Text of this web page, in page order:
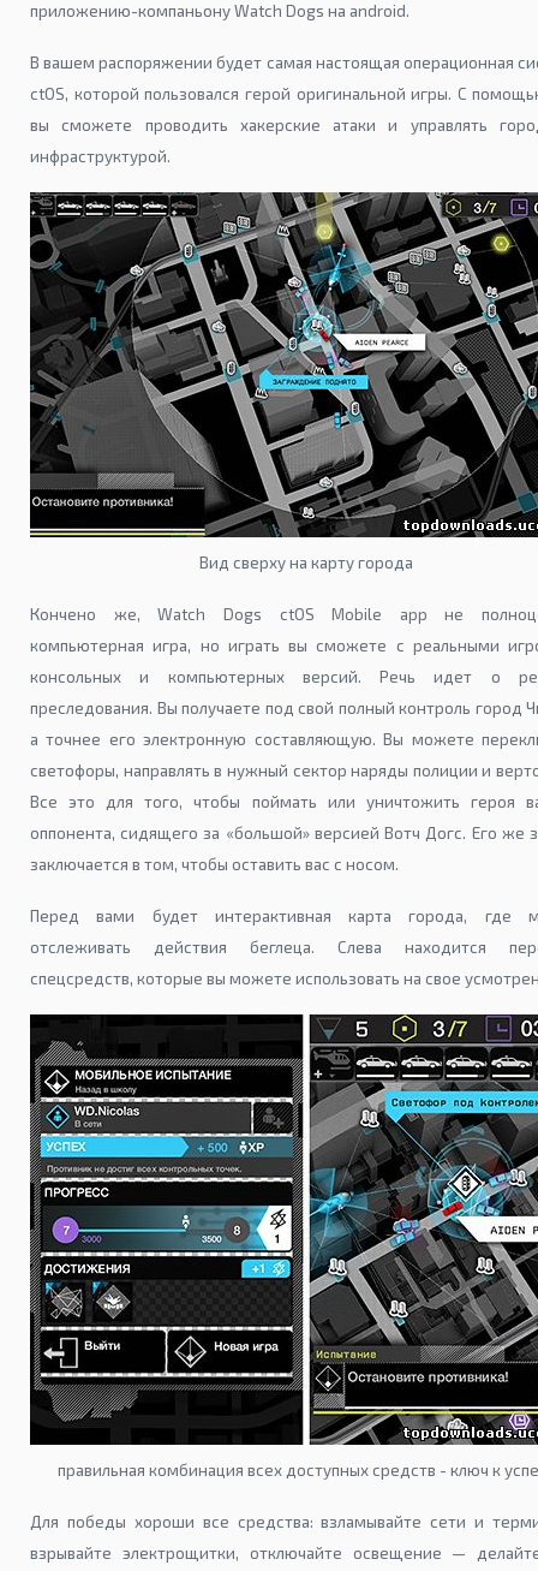
приложению-компаньону Watch Dogs на android.
В вашем распоряжении будет самая настоящая операционная
ctOS, которой пользовался герой оригинальной игры. С
вы сможете проводить хакерские атаки и управлять
инфраструктурой.
Вид сверху на карту города
Кончено же, Watch Dogs ctOS Mobile app не
компьютерная игра, но играть вы сможете с реальными
консольных и компьютерных версий. Речь идет о
преследования. Вы получаете под свой полный контроль город
а точнее его электронную составляющую. Вы можете
светофоры, направлять в нужный сектор наряды полиции и
Все это для того, чтобы поймать или уничтожить героя
оппонента, сидящего за «большой» версией Вотч Догс. Его же
заключается в том, чтобы оставить вас с носом.
Перед вами будет интерактивная карта города, где
отслеживать действия беглеца. Слева находится
спецсредств, которые вы можете использовать на свое
правильная комбинация всех доступных средств - ключ к
Для победы хороши все средства: взламывайте сети и
взрывайте электрощитки, отключайте освещение —